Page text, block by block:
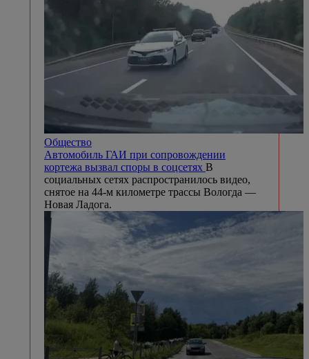
Общество
Автомобиль ГАИ при сопровождении
кортежа вызвал споры в соцсетях В
социальных сетях распространилось видео,
снятое на 44-м километре трассы Вологда —
Новая Ладога.